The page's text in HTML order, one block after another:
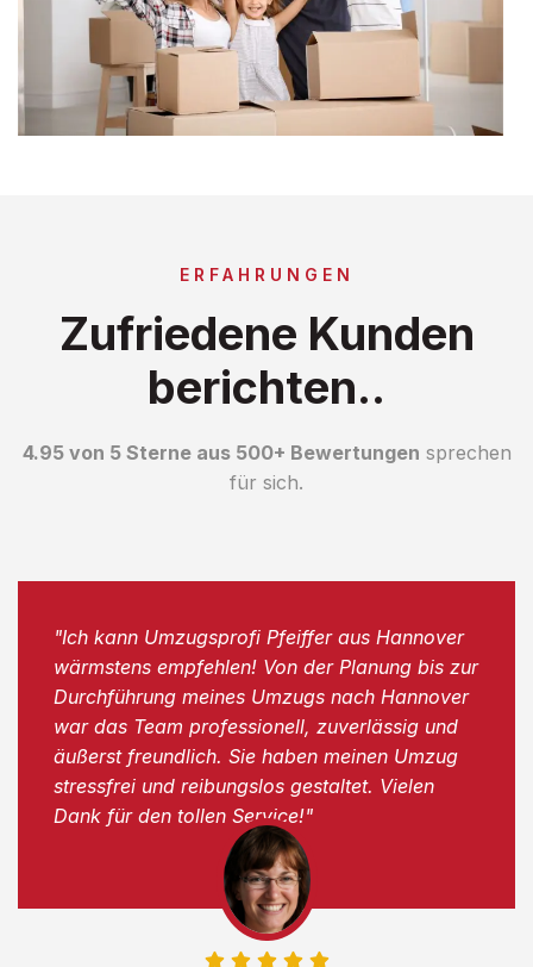
ERFAHRUNGEN
Zufriedene Kunden
berichten..
4.95 von 5 Sterne aus 500+ Bewertungen sprechen
für sich.
"Ich kann Umzugsprofi Pfeiffer aus Hannover
wärmstens empfehlen! Von der Planung bis zur
Durchführung meines Umzugs nach Hannover
war das Team professionell, zuverlässig und
äußerst freundlich. Sie haben meinen Umzug
stressfrei und reibungslos gestaltet. Vielen
Dank für den tollen Service!"